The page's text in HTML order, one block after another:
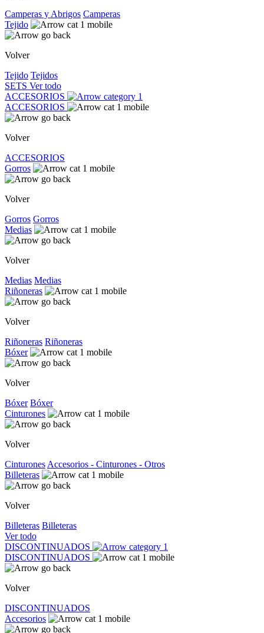
Camperas y Abrigos Camperas
Tejido
Volver
Tejido Tejidos
SETS Ver todo
ACCESORIOS
ACCESORIOS
Volver
ACCESORIOS
Gorros
Volver
Gorros Gorros
Medias
Volver
Medias Medias
Riñoneras
Volver
Riñoneras Riñoneras
Bóxer
Volver
Bóxer Bóxer
Cinturones
Volver
Cinturones Accesorios - Cinturones - Otros
Billeteras
Volver
Billeteras Billeteras
Ver todo
DISCONTINUADOS
DISCONTINUADOS
Volver
DISCONTINUADOS
Accesorios